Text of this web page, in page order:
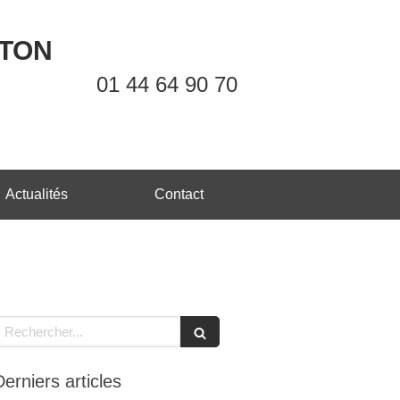
01 44 64 90 70
Actualités Contact
Rechercher
articles